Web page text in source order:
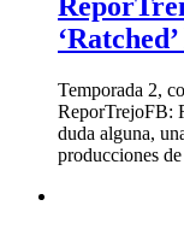
Temporada 2,
ReporTrejoFB:
duda alguna,
producciones